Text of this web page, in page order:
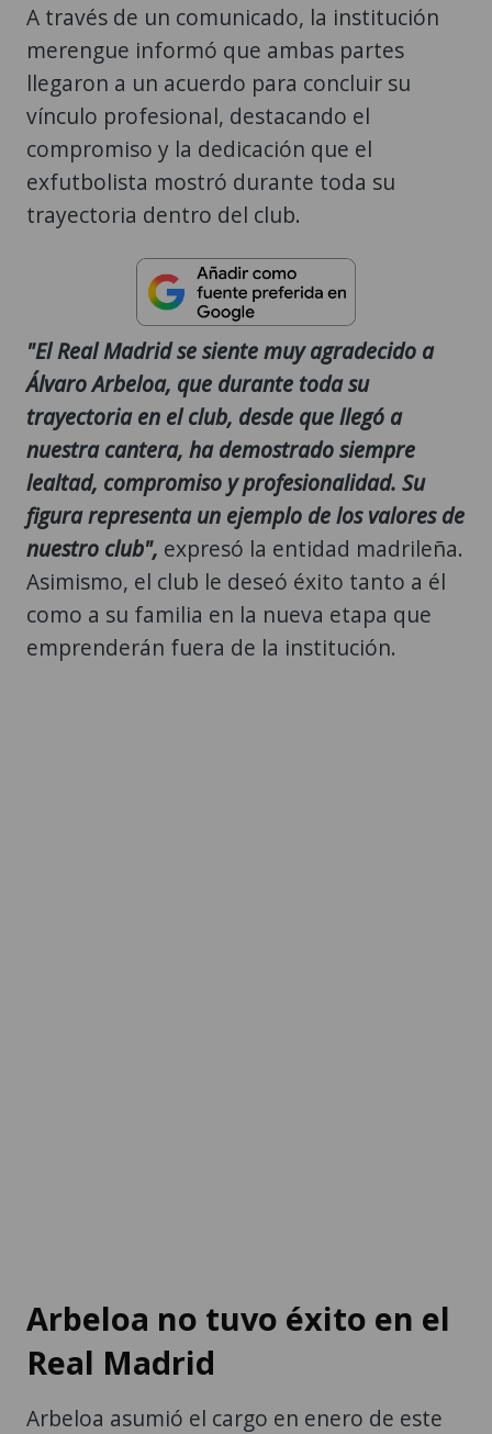
A través de un comunicado, la institución
merengue informó que ambas partes
llegaron a un acuerdo para concluir su
vínculo profesional, destacando el
compromiso y la dedicación que el
exfutbolista mostró durante toda su
trayectoria dentro del club.
"El Real Madrid se siente muy agradecido a
Álvaro Arbeloa, que durante toda su
trayectoria en el club, desde que llegó a
nuestra cantera, ha demostrado siempre
lealtad, compromiso y profesionalidad. Su
figura representa un ejemplo de los valores de
nuestro club", expresó la entidad madrileña.
Asimismo, el club le deseó éxito tanto a él
como a su familia en la nueva etapa que
emprenderán fuera de la institución.
Arbeloa no tuvo éxito en el
Real Madrid
Arbeloa asumió el cargo en enero de este